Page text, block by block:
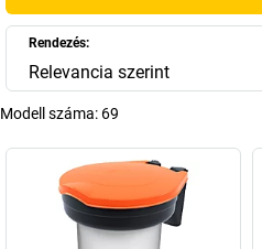
Rendezés:
Relevancia szerint
Modell száma: 69